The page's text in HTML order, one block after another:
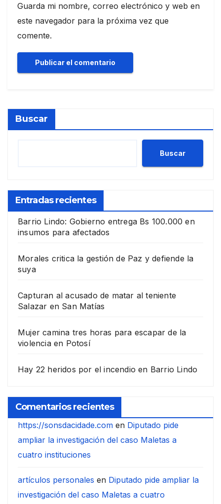
Guarda mi nombre, correo electrónico y web en
este navegador para la próxima vez que
comente.
Buscar
Buscar
Entradas recientes
Barrio Lindo: Gobierno entrega Bs 100.000 en
insumos para afectados
Morales critica la gestión de Paz y defiende la
suya
Capturan al acusado de matar al teniente
Salazar en San Matías
Mujer camina tres horas para escapar de la
violencia en Potosí
Hay 22 heridos por el incendio en Barrio Lindo
Comentarios recientes
https://sonsdacidade.com en Diputado pide
ampliar la investigación del caso Maletas a
cuatro instituciones
artículos personales en Diputado pide ampliar la
investigación del caso Maletas a cuatro